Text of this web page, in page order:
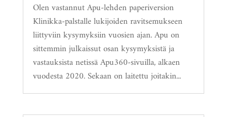
Olen vastannut Apu-lehden paperiversion
Klinikka-palstalle lukijoiden ravitsemukseen
liittyviin kysymyksiin vuosien ajan. Apu on
sittemmin julkaissut osan kysymyksistä ja
vastauksista netissä Apu360-sivuilla, alkaen
vuodesta 2020. Sekaan on laitettu joitakin...